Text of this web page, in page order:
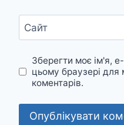
Сайт
Зберегти моє ім'я,
цьому браузері для
коментарів.